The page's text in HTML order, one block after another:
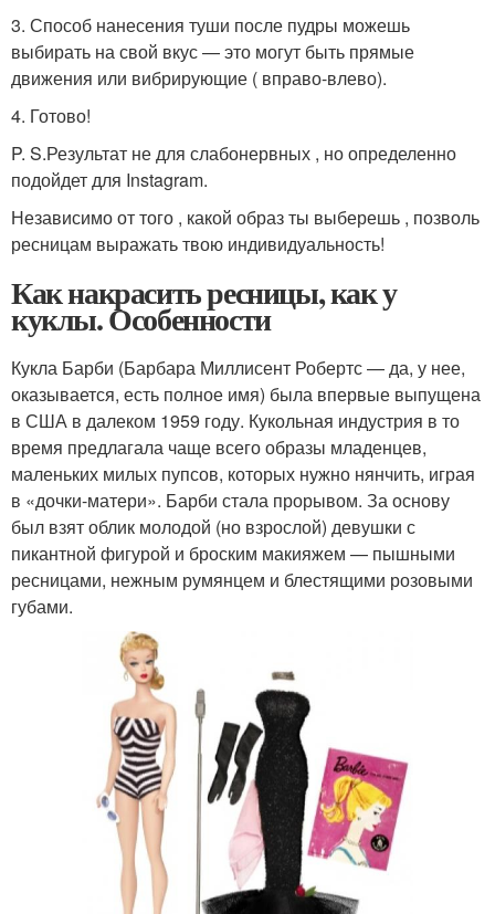
3. Способ нанесения туши после пудры можешь
выбирать на свой вкус — это могут быть прямые
движения или вибрирующие ( вправо-влево).
4. Готово!
P. S.Результат не для слабонервных , но определенно
подойдет для Instagram.
Независимо от того , какой образ ты выберешь , позволь
ресницам выражать твою индивидуальность!
Как накрасить ресницы, как у
куклы. Особенности
Кукла Барби (Барбара Миллисент Робертс — да, у нее,
оказывается, есть полное имя) была впервые выпущена
в США в далеком 1959 году. Кукольная индустрия в то
время предлагала чаще всего образы младенцев,
маленьких милых пупсов, которых нужно нянчить, играя
в «дочки-матери». Барби стала прорывом. За основу
был взят облик молодой (но взрослой) девушки с
пикантной фигурой и броским макияжем — пышными
ресницами, нежным румянцем и блестящими розовыми
губами.